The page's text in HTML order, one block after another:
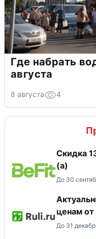
Где набрать
августа
8 августа 4
Скидка
(а)
До 30
ценам
До 31